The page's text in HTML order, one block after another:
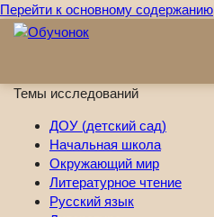
Перейти к основному содержанию
Темы исследований
ДОУ (детский сад)
Начальная школа
Окружающий мир
Литературное чтение
Русский язык